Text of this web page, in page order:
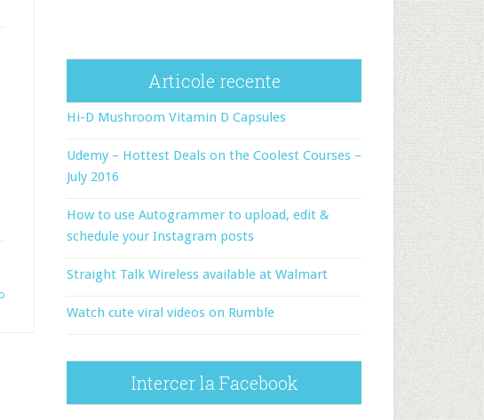
Articole recente
Hi-D Mushroom Vitamin D Capsules
Udemy – Hottest Deals on the Coolest Courses –
July 2016
How to use Autogrammer to upload, edit &
schedule your Instagram posts
Straight Talk Wireless available at Walmart
Watch cute viral videos on Rumble
Intercer la Facebook